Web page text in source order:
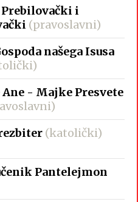
i
(pravoslavni)
našega Isusa
- Majke Presvete
(katolički)
Pantelejmon